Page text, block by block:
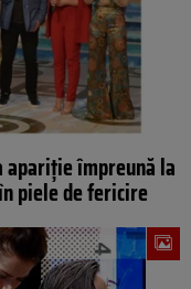
apariție împreună la
piele de fericire